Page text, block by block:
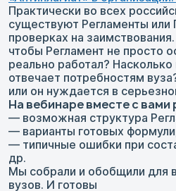
Практически во всех
существуют Регламенты или
проверках на
чтобы Регламент не просто
реально работал?
отвечает потребностям
или он нуждается в
На вебинаре вместе с
— возможная структура
— варианты готовых
— типичные ошибки при
др.
Мы собрали и обобщили для
вузов. И готовы